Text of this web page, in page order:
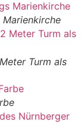
Turm als